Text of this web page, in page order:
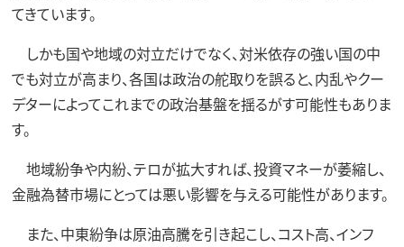
てきています。
しかも国や地域の対立だけでなく、対米依存の強い国の中
でも対立が高まり、各国は政治の舵取りを誤ると、内乱やクー
デターによってこれまでの政治基盤を揺るがす可能性もありま
す。
地域紛争や内紛、テロが拡大すれば、投資マネーが萎縮し、
金融為替市場にとっては悪い影響を与える可能性があります。
また、中東紛争は原油高騰を引き起こし、コスト高、インフ